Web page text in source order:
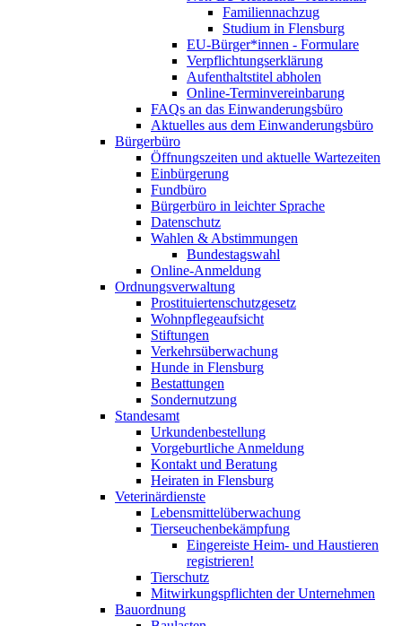
Familiennachzug
Studium in Flensburg
EU-Bürger*innen - Formulare
Verpflichtungserklärung
Aufenthaltstitel abholen
Online-Terminvereinbarung
FAQs an das Einwanderungsbüro
Aktuelles aus dem Einwanderungsbüro
Bürgerbüro
Öffnungszeiten und aktuelle Wartezeiten
Einbürgerung
Fundbüro
Bürgerbüro in leichter Sprache
Datenschutz
Wahlen & Abstimmungen
Bundestagswahl
Online-Anmeldung
Ordnungsverwaltung
Prostituiertenschutzgesetz
Wohnpflegeaufsicht
Stiftungen
Verkehrsüberwachung
Hunde in Flensburg
Bestattungen
Sondernutzung
Standesamt
Urkundenbestellung
Vorgeburtliche Anmeldung
Kontakt und Beratung
Heiraten in Flensburg
Veterinärdienste
Lebensmittelüberwachung
Tierseuchenbekämpfung
Eingereiste Heim- und Haustieren
registrieren!
Tierschutz
Mitwirkungspflichten der Unternehmen
Bauordnung